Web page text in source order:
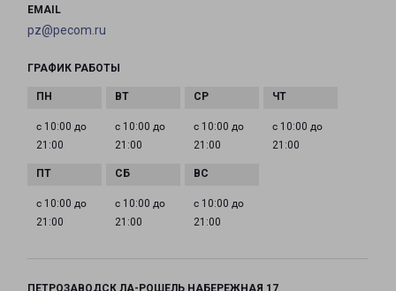
EMAIL
pz@pecom.ru
ГРАФИК РАБОТЫ
с 10:00 до
21:00
с 10:00 до
21:00
с 10:00 до
21:00
с 10:00 до
21:00
с 10:00 до
21:00
с 10:00 до
21:00
с 10:00 до
21:00